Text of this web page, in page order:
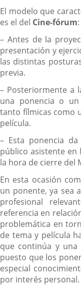
El modelo que
es el del Cine-fórum:
– Antes de la
presentación y
las distintas
previa.
– Posteriormente a
una ponencia o
tanto fílmicas como
película.
– Esta ponencia
público asistente en
la hora de cierre del
En esta ocasión
un ponente, ya sea
profesional
referencia en
problemática en
de tema y película
que continúa y
puesto que los
especial
por interés personal.